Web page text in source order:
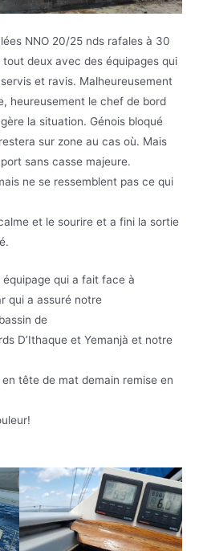
NNO 20/25 nds rafales à 30
tout deux avec des équipages qui
et ravis. Malheureusement
heureusement le chef de bord
la situation. Génois bloqué
sur zone au cas où. Mais
sans casse majeure.
ne se ressemblent pas ce qui
et le sourire et a fini la sortie
qui a fait face à
qui a assuré notre
de
D’Ithaque et Yemanjà et notre
tête de mat demain remise en